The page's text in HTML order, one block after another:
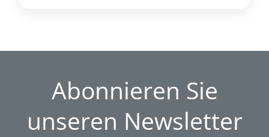
Abonnieren Sie
unseren Newsletter